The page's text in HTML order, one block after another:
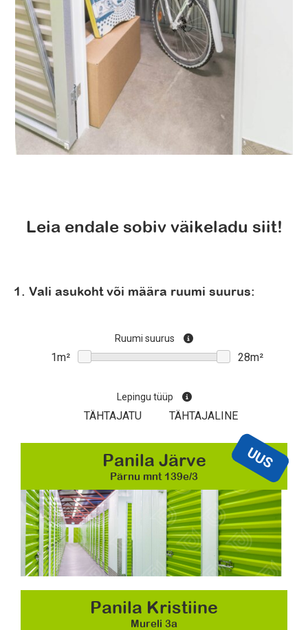
Leia endale sobiv väikeladu siit!
1. Vali asukoht või määra ruumi suurus:
Ruumi suurus
Lepingu tüüp
TÄHTAJATU TÄHTAJALINE
Panila Järve
Pärnu mnt 139e/3
UUS
Panila Kristiine
Mureli 3a